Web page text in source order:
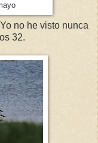
no he visto nunca
32.